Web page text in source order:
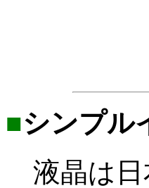
■シンプル
液晶は日